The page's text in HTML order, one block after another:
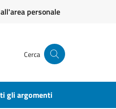
personale
Cerca
gli argomenti